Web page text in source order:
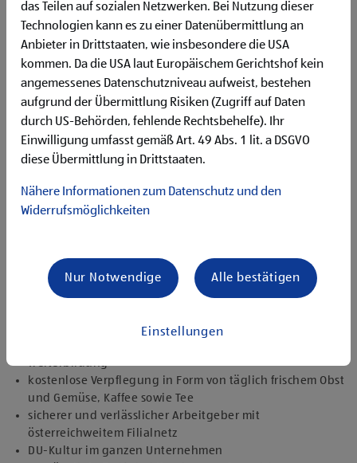
Begeisterung im Handel zu arbeiten und den
Unternehmenserfolg mitzugestalten
Freude an der Arbeit im Team für ein motiviertes
Miteinander
Bereitschaft zu körperlich anspruchsvollen Tätigkeiten
freundlich im Umgang mit Kund:innen für eine
angenehme Einkaufsatmosphäre
zuverlässige und organisierte Arbeitsweise zur
Angebote, die mich überzeugen
vielseitiges Tätigkeitsfeld
umfangreiche Einarbeitung und individuelles
Onboarding
Weiterbildung
kostenlose Verpflegung in Form von täglich frischem Obst
und Gemüse, Kaffee sowie Tee
sicherer und verlässlicher Arbeitgeber mit
österreichweitem Filialnetz
DU-Kultur im ganzen Unternehmen
das Teilen auf sozialen Netzwerken. Bei Nutzung dieser
Technologien kann es zu einer Datenübermittlung an
Anbieter in Drittstaaten, wie insbesondere die USA
kommen. Da die USA laut Europäischem Gerichtshof kein
angemessenes Datenschutzniveau aufweist, bestehen
aufgrund der Übermittlung Risiken (Zugriff auf Daten
durch US-Behörden, fehlende Rechtsbehelfe). Ihr
Einwilligung umfasst gemäß Art. 49 Abs. 1 lit. a DSGVO
diese Übermittlung in Drittstaaten.
Nähere Informationen zum Datenschutz und den
Widerrufsmöglichkeiten
Einstellungen
Nur Notwendige Alle bestätigen